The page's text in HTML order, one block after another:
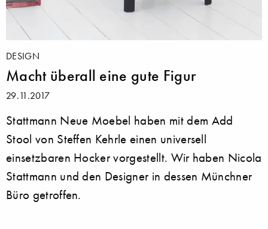
DESIGN
Macht überall eine gute Figur
29.11.2017
Stattmann Neue Moebel haben mit dem Add
Stool von Steffen Kehrle einen universell
einsetzbaren Hocker vorgestellt. Wir haben Nicola
Stattmann und den Designer in dessen Münchner
Büro getroffen.